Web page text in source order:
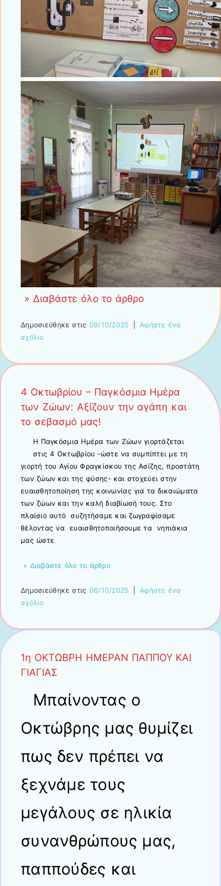
» Διαβάστε όλο το άρθρο
Δημοσιεύθηκε στις 09/10/2025
Αφήστε ένα
σχόλιο
4 Οκτωβρίου – Παγκόσμια Ημέρα
των Ζώων: Αξίζουν την αγάπη και
το σεβασμό μας!
Η Παγκόσμια Ημέρα των Ζώων γιορτάζεται
στις 4 Οκτωβρίου -ώστε να συμπίπτει με τη
γιορτή του Αγίου Φραγκίσκου της Ασίζης, προστάτη
των ζώων και της φύσης- και στοχεύει στην
ευαισθητοποίηση της κοινωνίας για τα δικαιώματα
των ζώων και την καλή διαβίωσή τους. Στο
πλαίσιο αυτό συζητήσαμε και ζωγραφίσαμε
θέλοντας να ευαισθητοποιήσουμε τα νηπιάκια
μας ώστε
» Διαβάστε όλο το άρθρο
Δημοσιεύθηκε στις 06/10/2025
Αφήστε ένα
σχόλιο
1η ΟΚΤΩΒΡΗ ΗΜΕΡΑΝ ΠΑΠΠΟΥ ΚΑΙ
ΓΙΑΓΙΑΣ
Μπαίνοντας ο
Οκτώβρης μας θυμίζει
πως δεν πρέπει να
ξεχνάμε τους
μεγάλους σε ηλικία
συνανθρώπους μας,
παππούδες και